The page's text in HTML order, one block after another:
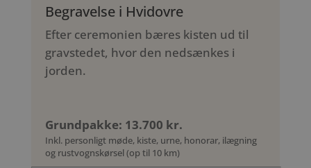
Begravelse i Hvidovre
Efter ceremonien bæres kisten ud til
gravstedet, hvor den nedsænkes i
jorden.
Grundpakke: 13.700 kr.
Inkl. personligt møde, kiste, urne, honorar, ilægning
og rustvognskørsel (op til 10 km)